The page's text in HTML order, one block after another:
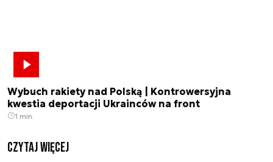
Wybuch rakiety nad Polską | Kontrowersyjna
kwestia deportacji Ukrainców na front
1 min.
czytaj więcej